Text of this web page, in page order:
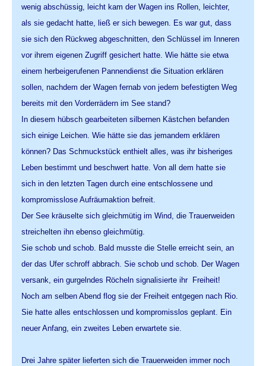
wenig abschüssig, leicht kam der Wagen ins Rollen, leichter,
als sie gedacht hatte, ließ er sich bewegen. Es war gut, dass
sie sich den Rückweg abgeschnitten, den Schlüssel im Inneren
vor ihrem eigenen Zugriff gesichert hatte. Wie hätte sie etwa
einem herbeigerufenen Pannendienst die Situation erklären
sollen, nachdem der Wagen fernab von jedem befestigten Weg
bereits mit den Vorderrädern im See stand?
In diesem hübsch gearbeiteten silbernen Kästchen befanden
sich einige Leichen. Wie hätte sie das jemandem erklären
können? Das Schmuckstück enthielt alles, was ihr bisheriges
Leben bestimmt und beschwert hatte. Von all dem hatte sie
sich in den letzten Tagen durch eine entschlossene und
kompromisslose Aufräumaktion befreit.
Der See kräuselte sich gleichmütig im Wind, die Trauerweiden
streichelten ihn ebenso gleichmütig.
Sie schob und schob. Bald musste die Stelle erreicht sein, an
der das Ufer schroff abbrach. Sie schob und schob. Der Wagen
versank, ein gurgelndes Röcheln signalisierte ihr  Freiheit!
Noch am selben Abend flog sie der Freiheit entgegen nach Rio.
Sie hatte alles entschlossen und kompromisslos geplant. Ein
neuer Anfang, ein zweites Leben erwartete sie.
Drei Jahre später lieferten sich die Trauerweiden immer noch